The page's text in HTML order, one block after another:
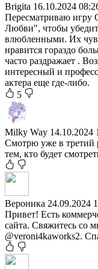
Brigita 16.10.2024
Пересматриваю игру
Любви", чтобы
влюбленными. Их
нравится гораздо
часто раздражает .
интересный и
актера еще где-либо.
5
Milky Way 14.10.2024
Смотрю уже в третий
тем, кто будет
Вероника 24.09.2024
Привет! Есть
сайта. Свяжитесь со
@veroni4kaworks2.